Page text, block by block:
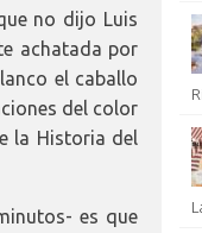
no dijo Luis
achatada por
el caballo
del color
la Historia del
es que